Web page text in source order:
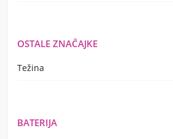
OSTALE ZNAČAJKE
Težina
BATERIJA